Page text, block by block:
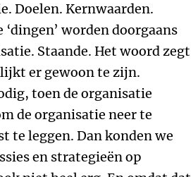
Doelen. Kernwaarden.
worden doorgaans
Staande. Het woord zegt
er gewoon te zijn.
toen de organisatie
de organisatie neer te
te leggen. Dan konden we
en strategieën op